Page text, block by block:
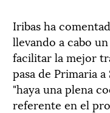
Iribas ha
llevando a cabo
facilitar la mejor
pasa de Primaria
"haya una plena
referente en el